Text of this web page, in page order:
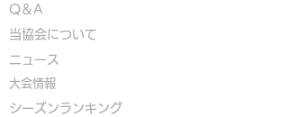
Q＆A
​当協会について
​ニュース
大会情報
シーズンランキング